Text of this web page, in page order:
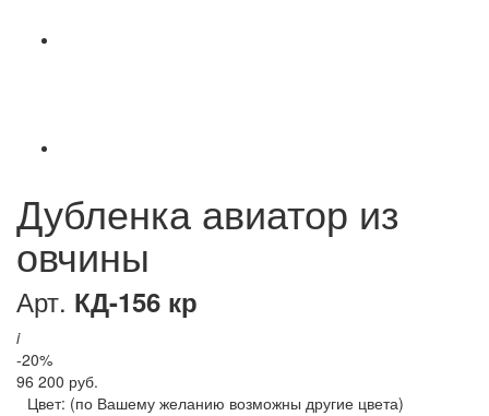
Дубленка авиатор из
овчины
Арт. КД-156 кр
i
-20%
96 200 руб.
Цвет: (по Вашему желанию возможны другие цвета)